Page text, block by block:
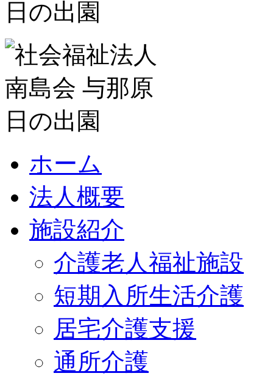
ホーム
法人概要
施設紹介
介護老人福祉施設
短期入所生活介護
居宅介護支援
通所介護